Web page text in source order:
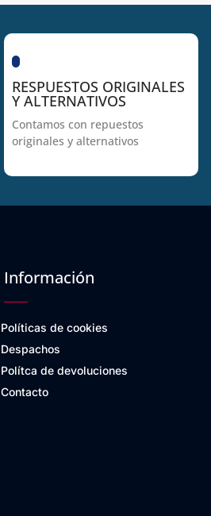
RESPUESTOS ORIGINALES
Y ALTERNATIVOS
Contamos con repuestos
originales y alternativos
Información
Políticas de cookies
Despachos
Polítca de devoluciones
Contacto